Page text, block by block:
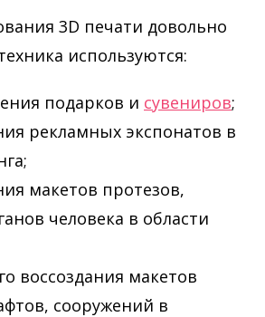
3D печати довольно
используются:
подарков и сувениров;
рекламных экспонатов в
макетов протезов,
человека в области
макетов
сооружений в